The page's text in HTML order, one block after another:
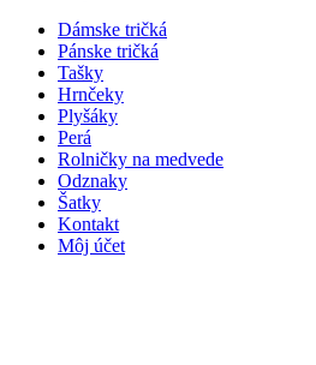
Dámske tričká
Pánske tričká
Tašky
Hrnčeky
Plyšáky
Perá
Rolničky na medvede
Odznaky
Šatky
Kontakt
Môj účet